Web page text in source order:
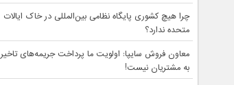
چرا هیچ کشوری پایگاه نظامی بین‌المللی در خاک ایالات
متحده ندارد؟
معاون فروش سایپا: اولویت ما پرداخت جریمه‌های تاخیر
به مشتریان نیست!